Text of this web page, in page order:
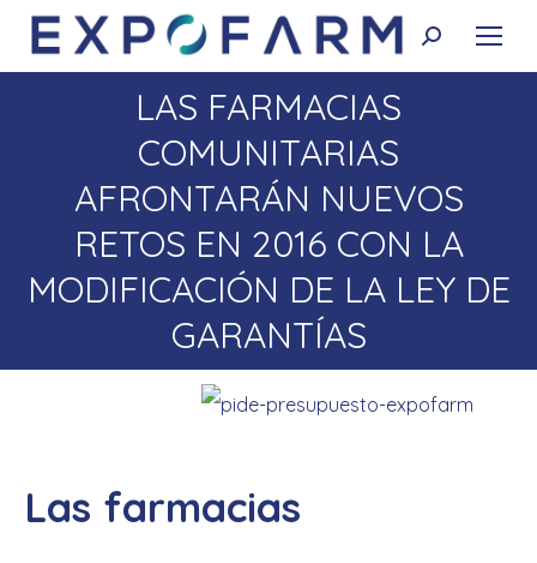
Buscar:
LAS FARMACIAS
COMUNITARIAS
AFRONTARÁN NUEVOS
RETOS EN 2016 CON LA
MODIFICACIÓN DE LA LEY DE
GARANTÍAS
Las farmacias